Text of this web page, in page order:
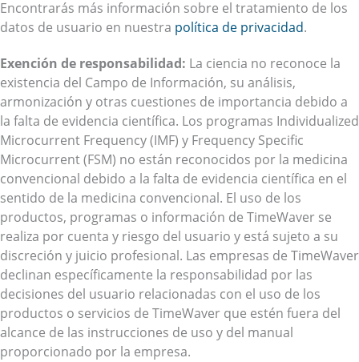
Encontrarás más información sobre el tratamiento de los
datos de usuario en nuestra política de privacidad.
Exención de responsabilidad: La ciencia no reconoce la
existencia del Campo de Información, su análisis,
armonización y otras cuestiones de importancia debido a
la falta de evidencia científica. Los programas Individualized
Microcurrent Frequency (IMF) y Frequency Specific
Microcurrent (FSM) no están reconocidos por la medicina
convencional debido a la falta de evidencia científica en el
sentido de la medicina convencional. El uso de los
productos, programas o información de TimeWaver se
realiza por cuenta y riesgo del usuario y está sujeto a su
discreción y juicio profesional. Las empresas de TimeWaver
declinan específicamente la responsabilidad por las
decisiones del usuario relacionadas con el uso de los
productos o servicios de TimeWaver que estén fuera del
alcance de las instrucciones de uso y del manual
proporcionado por la empresa.